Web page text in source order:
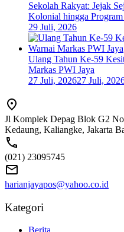
Sekolah Rakyat: Jejak
Kolonial hingga
29 Juli, 2026
Ulang Tahun Ke-59
Markas PWI Jaya
27 Juli, 202627 Juli,
Jl Komplek Depag Blok G2
Kedaung, Kaliangke, Jakarta
(021) 23095745
harianjayapos@yahoo.co.id
Kategori